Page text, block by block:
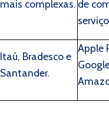
mais complexas. de
Itaú, Bradesco e
Santander.
Apple